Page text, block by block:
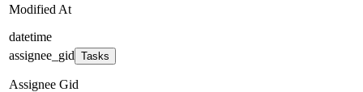
Modified At
datetime
assignee_gid Tasks
Assignee Gid